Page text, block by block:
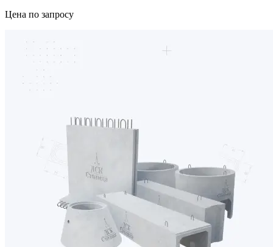
Цена по запросу